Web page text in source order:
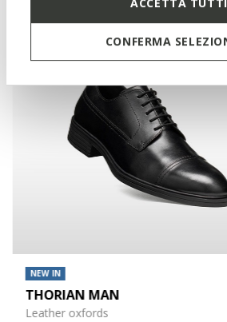
CONFERMA
NEW IN
THORIAN MAN
Leather oxfords